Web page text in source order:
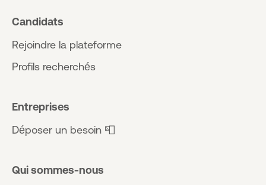
Candidats
Rejoindre la plateforme
Profils recherchés
Entreprises
Déposer un besoin 📮
Qui sommes-nous